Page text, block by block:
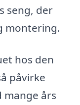
seng, der
montering.
hos den
påvirke
mange års